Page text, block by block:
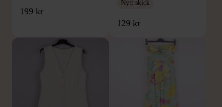
199 kr
Nytt skick
129 kr